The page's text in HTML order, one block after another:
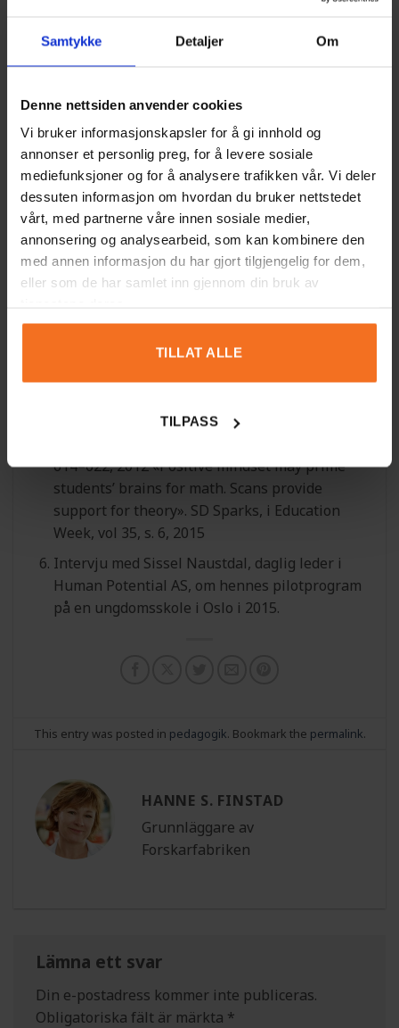
Samtykke Detaljer Om
Denne nettsiden anvender cookies
Vi bruker informasjonskapsler for å gi innhold og
annonser et personlig preg, for å levere sosiale
mediefunksjoner og for å analysere trafikken vår. Vi deler
dessuten informasjon om hvordan du bruker nettstedet
vårt, med partnerne våre innen sosiale medier,
annonsering og analysearbeid, som kan kombinere den
med annen informasjon du har gjort tilgjengelig for dem,
eller som de har samlet inn gjennom din bruk av
TILLAT ALLE
TILPASS
of intelligence predict achievement across and
and inter- vention».
78, s. 247–263, 2007 «Can everyone become
highly intelligent? Cultural differences in and
societal consequences of beliefs about the
universal potential for intelligence».
A. Rattan et al., i Journal of Person- ality and
Social Psychology, vol 103, s. 787–803, 2012
«Mind your errors: Evidence for a neural
mechanism linking growth mind-set to
adaptive posterror adjustments».
J.S. Mos- er et al., i Psychological Science, vol
22, s. 1484–1489, 2015 «Mindsets and human
614–622, 2012 «Positive mindset may prime
students’ brains for math. Scans provide
support for theory». SD Sparks, i Education
Week, vol 35, s. 6, 2015
Intervju med Sissel Naustdal, daglig leder i
Human Potential AS, om hennes pilotprogram
på en ungdomsskole i Oslo i 2015.
This entry was posted in pedagogik. Bookmark the permalink.
HANNE S. FINSTAD
Grunnläggare av
Forskarfabriken
Lämna ett svar
Din e-postadress kommer inte publiceras.
Obligatoriska fält är märkta *